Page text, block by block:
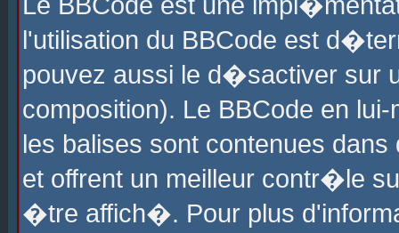
l'utilisation du BBCode est
pouvez aussi le d�sactiver sur
composition). Le BBCode en
les balises sont contenues
et offrent un meilleur contr�le
�tre affich�. Pour plus